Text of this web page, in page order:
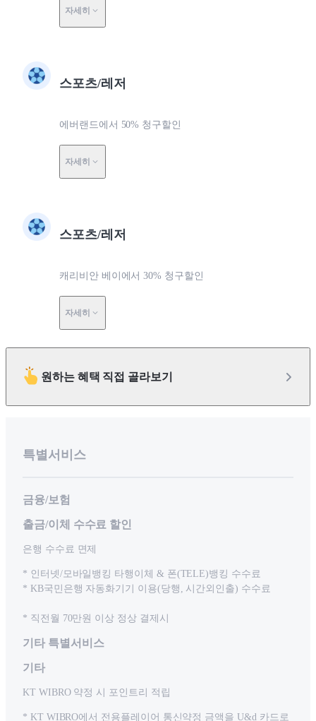
자세히
스포츠/레저
에버랜드에서 50% 청구할인
자세히
스포츠/레저
캐리비안 베이에서 30% 청구할인
자세히
원하는 혜택 직접 골라보기
특별서비스
금융/보험
출금/이체 수수료 할인
은행 수수료 면제
* 인터넷/모바일뱅킹 타행이체 & 폰(TELE)뱅킹 수수료
* KB국민은행 자동화기기 이용(당행, 시간외인출) 수수료
* 직전월 70만원 이상 정상 결제시
기타 특별서비스
기타
KT WIBRO 약정 시 포인트리 적립
* KT WIBRO에서 전용플레이어 통신약정 금액을 U&d 카드로